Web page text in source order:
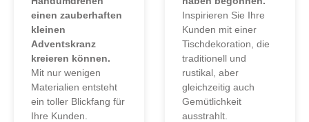
einen zauberhaften
kleinen
Adventskranz
kreieren können.
Mit nur wenigen
Materialien entsteht
ein toller Blickfang für
Ihre Kunden.
Inspirieren Sie Ihre
Kunden mit einer
Tischdekoration, die
traditionell und
rustikal, aber
gleichzeitig auch
Gemütlichkeit
ausstrahlt.